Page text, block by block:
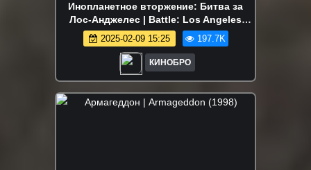
Инопланетное вторжение: Битва за
Лос-Анджелес | Battle: Los Angeles
(2011)
2025-02-09 15:25 197.7K
КИНОБРО